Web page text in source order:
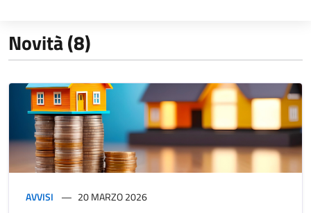
Novità (8)
AVVISI 20 MARZO 2026